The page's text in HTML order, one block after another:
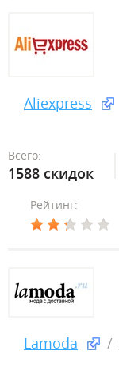
Aliexpress
Всего:
1588 скидок
Рейтинг:
Lamoda